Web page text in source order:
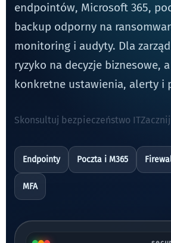
endpointów, Microsoft 365,
backup odporny na
monitoring i audyty. Dla
ryzyko na decyzje biznesowe,
konkretne ustawienia, alerty i
Skonsultuj bezpieczeństwo IT
Endpointy Poczta i M365
MFA